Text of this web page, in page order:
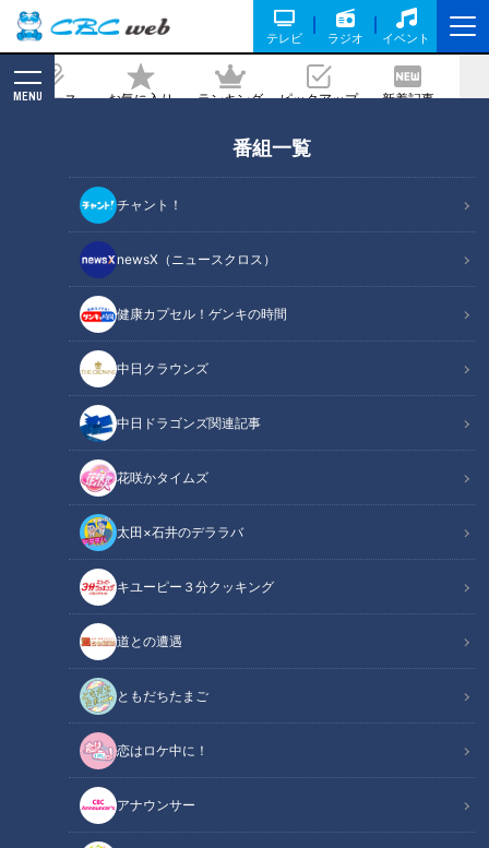
テレビ ラジオ イベント
ニュース お気に入り ランキング ピックアップ 新着記事
MENU
番組一覧
チャント！
newsX（ニュースクロス）
健康カプセル！ゲンキの時間
中日クラウンズ
中日ドラゴンズ関連記事
花咲かタイムズ
太田×石井のデララバ
キユーピー３分クッキング
道との遭遇
ともだちたまご
恋はロケ中に！
アナウンサー
海一の歓楽街”と呼ばれた「柳ヶ瀬」の
歴史を紐解く旅
記事に戻る
CBCテレビ『道との遭遇』
この記事の画像 （全8枚）